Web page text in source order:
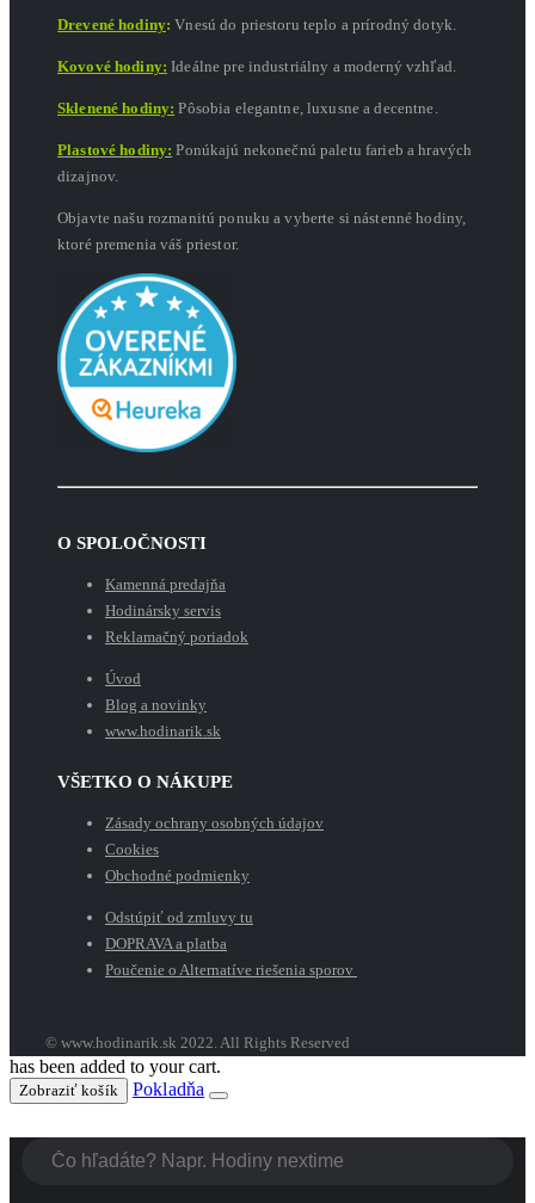
Drevené hodiny: Vnesú do priestoru teplo a prírodný dotyk.
Kovové hodiny: Ideálne pre industriálny a moderný vzhľad.
Sklenené hodiny: Pôsobia elegantne, luxusne a decentne.
Plastové hodiny: Ponúkajú nekonečnú paletu farieb a hravých
dizajnov.
Objavte našu rozmanitú ponuku a vyberte si nástenné hodiny,
ktoré premenia váš priestor.
O SPOLOČNOSTI
Kamenná predajňa
Hodinársky servis
Reklamačný poriadok
Úvod
Blog a novinky
www.hodinarik.sk
VŠETKO O NÁKUPE
Zásady ochrany osobných údajov
Cookies
Obchodné podmienky
Odstúpiť od zmluvy tu
DOPRAVA a platba
Poučenie o Alternatíve riešenia sporov
© www.hodinarik.sk 2022. All Rights Reserved
has been added to your cart.
Zobraziť košík Pokladňa